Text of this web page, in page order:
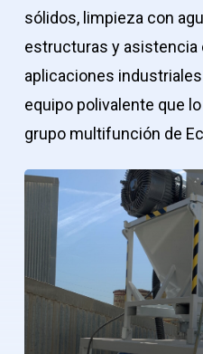
sólidos, limpieza con
estructuras y asistencia
aplicaciones
equipo polivalente que
grupo multifunción de